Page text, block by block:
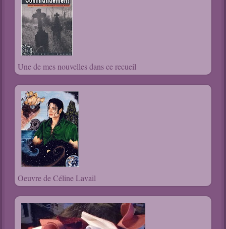
Une de mes nouvelles dans ce recueil
Oeuvre de Céline Lavail